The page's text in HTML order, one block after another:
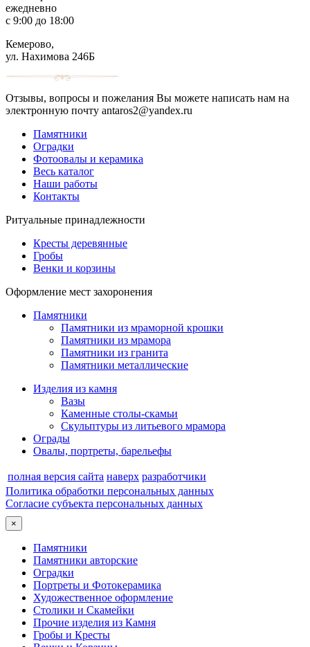
ежедневно
с 9:00 до 18:00
Кемерово,
ул. Нахимова 246Б
Отзывы, вопросы и пожелания Вы можете написать нам на
электронную почту antaros2@yandex.ru
Памятники
Оградки
Фотоовалы и керамика
Весь каталог
Наши работы
Контакты
Ритуальные принадлежности
Кресты деревянные
Гробы
Венки и корзины
Оформление мест захоронения
Памятники
Памятники из мраморной крошки
Памятники из мрамора
Памятники из гранита
Памятники металлические
Изделия из камня
Вазы
Каменные столы-скамьи
Скульптуры из литьевого мрамора
Ограды
Овалы, портреты, барельефы
полная версия сайта наверх разработчики
Политика обработки персональных данных
Согласие субъекта персональных данных
×
Памятники
Памятники авторские
Оградки
Портреты и Фотокерамика
Художественное оформление
Столики и Скамейки
Прочие изделия из Камня
Гробы и Кресты